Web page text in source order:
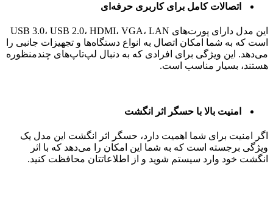
اتصالات کامل برای کاربری حرفه‌ای
این مدل دارای پورت‌های USB 3.0، USB 2.0، HDMI، VGA، LAN
است که به شما امکان اتصال به انواع دستگاه‌ها و تجهیزات جانبی را
می‌دهد. این ویژگی برای افرادی که به دنبال لپ‌تاپ‌های چندمنظوره
هستند، بسیار مناسب است.
امنیت بالا با حسگر اثر انگشت
اگر امنیت برای شما اهمیت دارد، حسگر اثر انگشت این مدل یک
ویژگی برجسته است که به شما این امکان را می‌دهد که با اثر
انگشت خود وارد سیستم شوید و از اطلاعاتتان محافظت کنید.